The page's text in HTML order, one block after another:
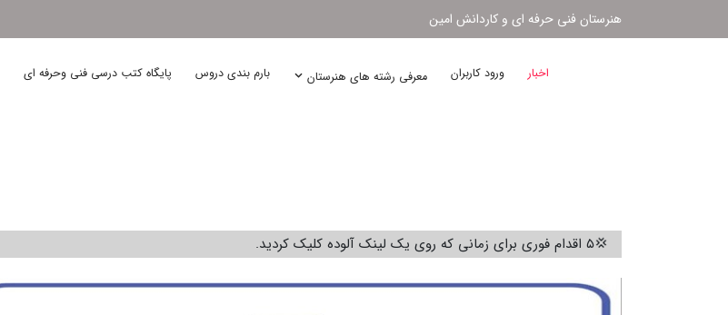
هنرستان فنی حرفه ای و کاردانش امین
اخبار ورود کاربران معرفی رشته های هنرستان بارم بندی دروس پایگاه کتب درسی فنی وحرفه ای
💢۵ اقدام فوری برای زمانی که روی یک لینک آلوده کلیک کردید.